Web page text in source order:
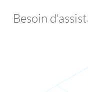
Besoin